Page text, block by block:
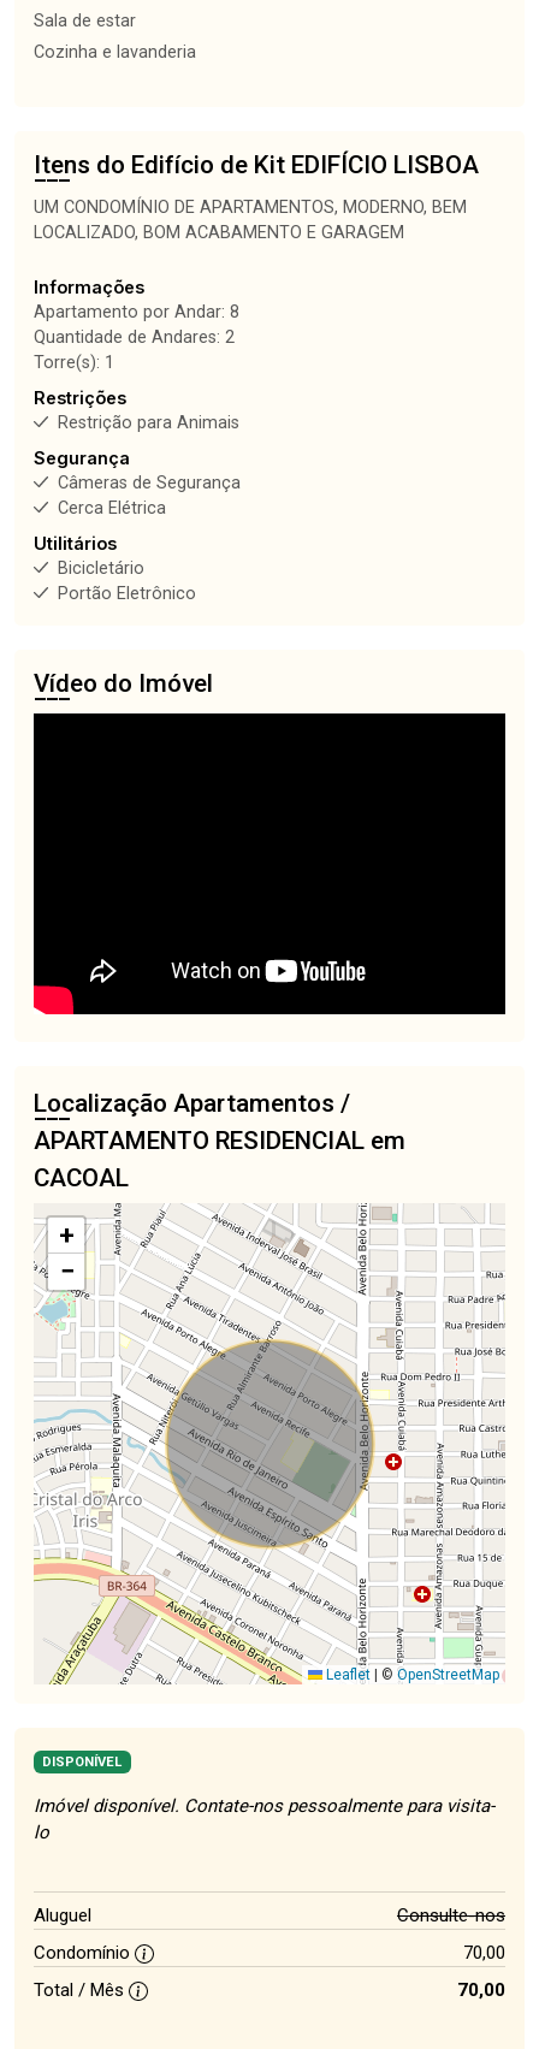
Sala de estar
Cozinha e lavanderia
Itens do Edifício de Kit EDIFÍCIO LISBOA
UM CONDOMÍNIO DE APARTAMENTOS, MODERNO, BEM
LOCALIZADO, BOM ACABAMENTO E GARAGEM
Informações
Apartamento por Andar: 8
Quantidade de Andares: 2
Torre(s): 1
Restrições
Restrição para Animais
Segurança
Câmeras de Segurança
Cerca Elétrica
Utilitários
Bicicletário
Portão Eletrônico
Vídeo do Imóvel
Localização Apartamentos /
APARTAMENTO RESIDENCIAL em
CACOAL
+
−
Leaflet | © OpenStreetMap
DISPONÍVEL
Imóvel disponível. Contate-nos pessoalmente para visita-
lo
Aluguel
Consulte-nos
Condomínio
70,00
Total / Mês
70,00